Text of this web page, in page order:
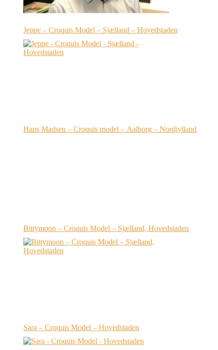
Jeppe – Croquis Model – Sjælland – Hovedstaden
Hans Madsen – Croquis model – Aalborg – Nordjylland
Bittymoon – Croquis Model – Sjælland, Hovedstaden
Sara – Croquis Model – Hovedstaden